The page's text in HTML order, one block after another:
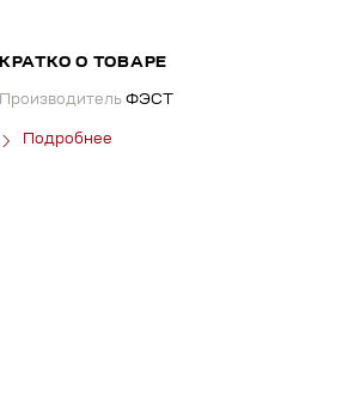
КРАТКО О ТОВАРЕ
Производитель ФЭСТ
Подробнее